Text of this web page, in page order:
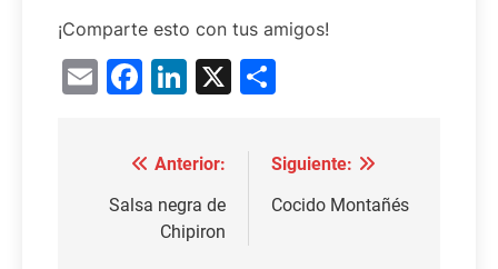
¡Comparte esto con tus amigos!
EmailFacebook
LinkedIn
X
Navegación
Anterior:
Salsa negra de
Chipiron
Siguiente:
Cocido Montañés